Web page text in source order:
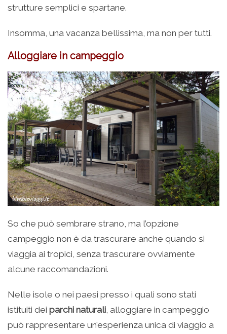
strutture semplici e spartane.
Insomma, una vacanza bellissima, ma non per tutti.
Alloggiare in campeggio
So che può sembrare strano, ma l’opzione
campeggio non è da trascurare anche quando si
viaggia ai tropici, senza trascurare ovviamente
alcune raccomandazioni.
Nelle isole o nei paesi presso i quali sono stati
istituiti dei parchi naturali , alloggiare in campeggio
può rappresentare un’esperienza unica di viaggio a